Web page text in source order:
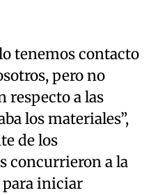
tenemos contacto
pero no
respecto a las
los materiales”,
de los
concurrieron a la
para iniciar